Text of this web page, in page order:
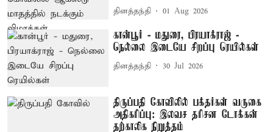
தினத்தந்தி 01 Aug 2026
கான்பூர் - மதுரை, பிரயாக்ராஜ் -
நெல்லை இடையே சிறப்பு ரெயில்கள்
தினத்தந்தி 30 Jul 2026
திருப்பதி கோவிலில் பக்தர்கள் வருகை
அதிகரிப்பு: இலவச தரிசன டோக்கன்
தற்காலிக நிறுத்தம்